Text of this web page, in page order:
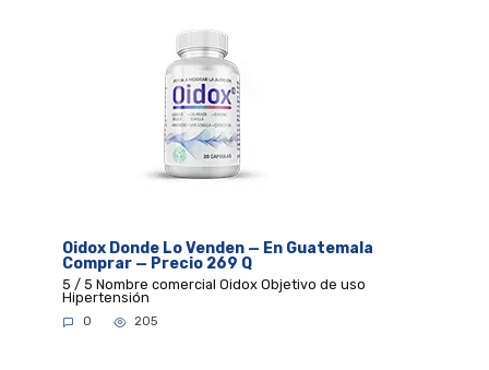
Oidox Donde Lo Venden — En Guatemala
Comprar — Precio 269 Q
5 / 5 Nombre comercial Oidox Objetivo de uso
Hipertensión
0 205